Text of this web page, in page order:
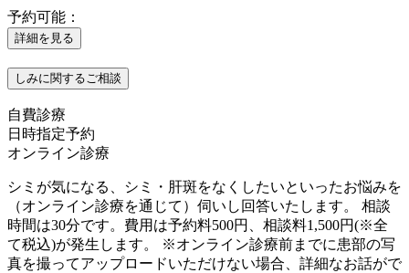
予約可能：
詳細を見る
しみに関するご相談
自費診療
日時指定予約
オンライン診療
シミが気になる、シミ・肝斑をなくしたいといったお悩みを
（オンライン診療を通じて）伺いし回答いたします。 相談
時間は30分です。費用は予約料500円、相談料1,500円(※全
て税込)が発生します。 ※オンライン診療前までに患部の写
真を撮ってアップロードいただけない場合、詳細なお話がで